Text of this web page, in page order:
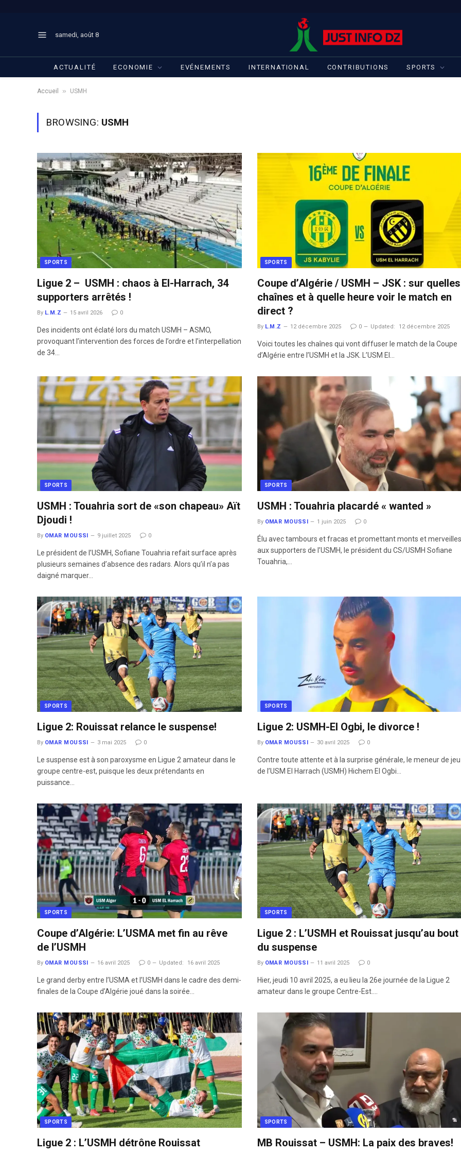
samedi, août 8
ACTUALITÉ ECONOMIE EVÉNEMENTS INTERNATIONAL CONTRIBUTIONS SPORTS
Accueil » USMH
BROWSING: USMH
SPORTS
Ligue 2 – USMH : chaos à El-Harrach, 34
supporters arrêtés !
By L.M.Z 15 avril 2026 0
Des incidents ont éclaté lors du match USMH – ASMO,
provoquant l’intervention des forces de l’ordre et l’interpellation
de 34…
SPORTS
Coupe d’Algérie / USMH – JSK : sur quelles
chaînes et à quelle heure voir le match en
direct ?
By L.M.Z 12 décembre 2025 0 Updated: 12 décembre 2025
Voici toutes les chaînes qui vont diffuser le match de la Coupe
d’Algérie entre l’USMH et la JSK. L’USM El…
SPORTS
USMH : Touahria sort de «son chapeau» Aït
Djoudi !
By OMAR MOUSSI 9 juillet 2025 0
Le président de l’USMH, Sofiane Touahria refait surface après
plusieurs semaines d’absence des radars. Alors qu’il n’a pas
daigné marquer…
SPORTS
USMH : Touahria placardé « wanted »
By OMAR MOUSSI 1 juin 2025 0
Élu avec tambours et fracas et promettant monts et merveilles
aux supporters de l’USMH, le président du CS/USMH Sofiane
Touahria,…
SPORTS
Ligue 2: Rouissat relance le suspense!
By OMAR MOUSSI 3 mai 2025 0
Le suspense est à son paroxysme en Ligue 2 amateur dans le
groupe centre-est, puisque les deux prétendants en
puissance…
SPORTS
Ligue 2: USMH-El Ogbi, le divorce !
By OMAR MOUSSI 30 avril 2025 0
Contre toute attente et à la surprise générale, le meneur de jeu
de l’USM El Harrach (USMH) Hichem El Ogbi…
SPORTS
Coupe d’Algérie: L’USMA met fin au rêve
de l’USMH
By OMAR MOUSSI 16 avril 2025 0 Updated: 16 avril 2025
Le grand derby entre l’USMA et l’USMH dans le cadre des demi-
finales de la Coupe d’Algérie joué dans la soirée…
SPORTS
Ligue 2 : L’USMH et Rouissat jusqu’au bout
du suspense
By OMAR MOUSSI 11 avril 2025 0
Hier, jeudi 10 avril 2025, a eu lieu la 26e journée de la Ligue 2
amateur dans le groupe Centre-Est.…
SPORTS
Ligue 2 : L’USMH détrône Rouissat
SPORTS
MB Rouissat – USMH: La paix des braves!